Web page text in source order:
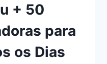
+ 50
para
os Dias